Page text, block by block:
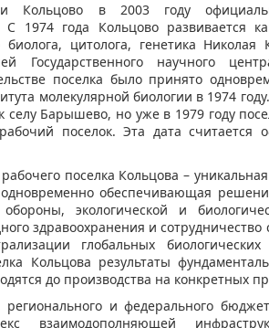
Кольцово в 2003 году
С 1974 года Кольцово развивается
цитолога, генетика Николая
Государственного научного
поселка было принято
молекулярной биологии в 1974
селу Барышево, но уже в 1979 году
поселок. Эта дата считается
поселка Кольцова –
обеспечивающая
экологической и
здравоохранения и
глобальных
Кольцова результаты
до производства на конкретных
и федерального
взаимодополняющей